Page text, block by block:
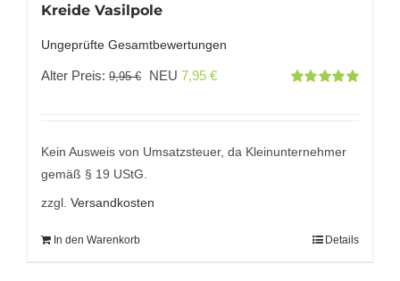
Kreide Vasilpole
Ungeprüfte Gesamtbewertungen
Alter Preis: 9,95€
Ursprünglicher
9,95 €
NEU 7,95 €Aktueller
7,95 €.
Kein Ausweis von Umsatzsteuer, da Kleinunternehmer
gemäß § 19 UStG.
zzgl. Versandkosten
In den Warenkorb Details